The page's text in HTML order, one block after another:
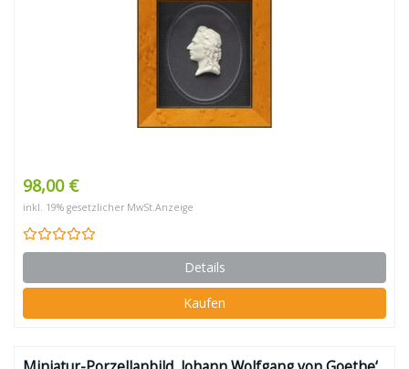
98,00 €
inkl. 19% gesetzlicher MwSt.Anzeige
Details
Kaufen